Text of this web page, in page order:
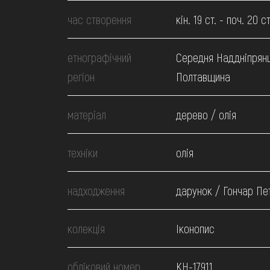
ВІДВІДАТИ
НАВЧИТИСЯ
ПОСЛУГИ
час створення кін. 19 ст. - поч. 20
етнографічний
регіон
Середня
Полтавщина
матеріал дерево / олія
техніки олія
надходження дарунок / Гончар
колекція Іконопис
обліковий номер КН-17911